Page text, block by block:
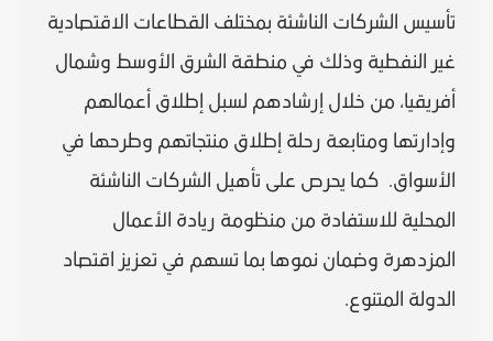
تأسيس الشركات الناشئة بمختلف القطاعات الاقتصادية
غير النفطية وذلك في منطقة الشرق الأوسط وشمال
أفريقيا، من خلال إرشادهم لسبل إطلاق أعمالهم
وإدارتها ومتابعة رحلة إطلاق منتجاتهم وطرحها في
الأسواق. كما يحرص على تأهيل الشركات الناشئة
المحلية للاستفادة من منظومة ريادة الأعمال
المزدهرة وضمان نموها بما تسهم في تعزيز اقتصاد
الدولة المتنوع.